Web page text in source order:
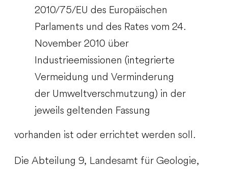
2010/75/EU des Europäischen
Parlaments und des Rates vom 24.
November 2010 über
Industrieemissionen (integrierte
Vermeidung und Verminderung
der Umweltverschmutzung) in der
jeweils geltenden Fassung
vorhanden ist oder errichtet werden soll.
Die Abteilung 9, Landesamt für Geologie,